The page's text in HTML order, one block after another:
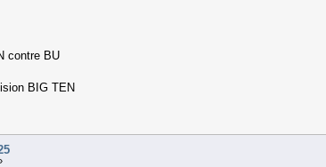
contre BU
BIG TEN